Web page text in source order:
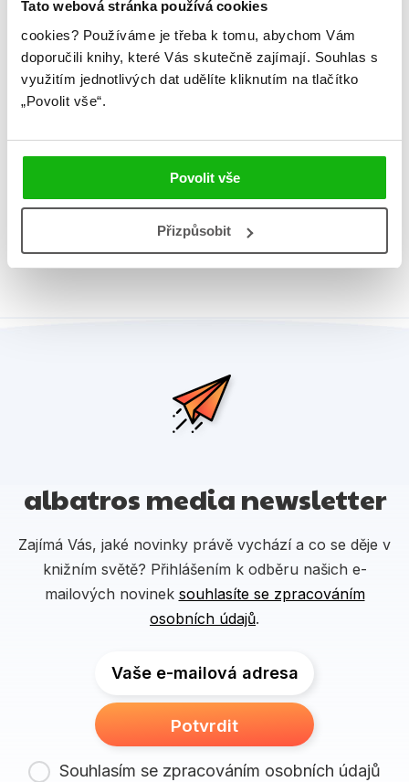
Tato webová stránka používá cookies
cookies? Používáme je třeba k tomu, abychom Vám
doporučili knihy, které Vás skutečně zajímají. Souhlas s
využitím jednotlivých dat udělíte kliknutím na tlačítko
„Povolit vše“.
Povolit vše
Přizpůsobit
Řady Disney - Ledové království
Původní název 4 Books in a Box
Původní jazyk
EAN 9788025238851
3
Edice Moje první knihovnička
albatros media newsletter
Zajímá Vás, jaké novinky právě vychází a co se děje v
knižním světě? Přihlášením k odběru našich e-
mailových novinek souhlasíte se zpracováním
osobních údajů.
Vaše e-mailová adresa
Potvrdit
Souhlasím se zpracováním osobních údajů